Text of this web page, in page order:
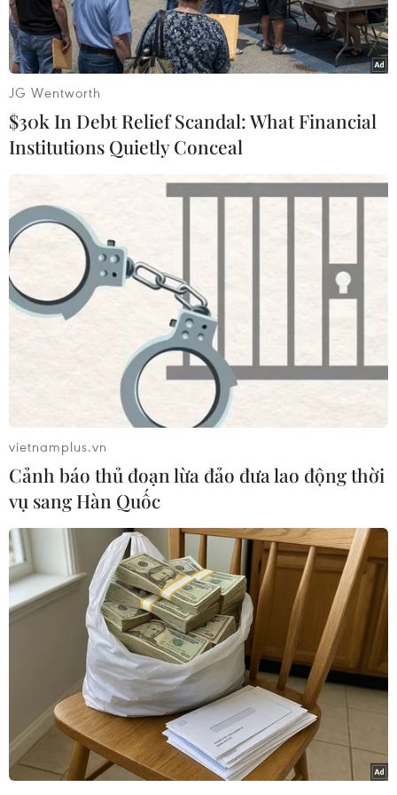
Tổng thống Mỹ Joe Biden tại cuộc họp báo về biện pháp mới để
kiểm soát COVID-19 tại Washington, DC, ngày 9/9/2021. (Ảnh:
AFP/TTXVN)
Tổng thống Mỹ Joe Biden đang đẩy mạnh các
cuộc gặp ngoại giao quan trọng vào mùa Thu
này, trong bối cảnh uy tín trên trường quốc tế có
phần bị ảnh hưởng liên quan việc Mỹ rút quân
khỏi Afghanistan.
Đáng chú ý, ông Biden có kế hoạch đề xuất tổ
chức một hội nghị thượng đỉnh quốc tế dành
riêng cho việc giải quyết đại dịch COVID-19 và
các vấn đề tiêm chủng toàn cầu trong tháng 9.
Ngày 13/9, Nhà Trắng cho biết Tổng thống Biden
sẽ đến New York vào ngày 21/9 tới để phát biểu
tại phiên họp thường niên của Đại hội đồng
Liên hợp quốc lần thứ 76.
Phiên họp được tổ chức dưới hình thức trực tiếp
kết hợp trực tuyến. Khoảng 100 nhà lãnh đạo
cho biết sẽ tham dự sự kiện này.
Theo The Washington Post và Politico, tại phiên
JG Wentworth
$30k In Debt Relief Scandal: What Financial
Institutions Quietly Conceal
vietnamplus.vn
Cảnh báo thủ đoạn lừa đảo đưa lao động thời
vụ sang Hàn Quốc